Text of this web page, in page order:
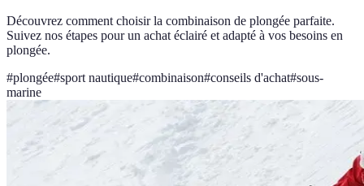
Découvrez comment choisir la combinaison de plongée parfaite.
Suivez nos étapes pour un achat éclairé et adapté à vos besoins en
plongée.
#plongée#sport nautique#combinaison#conseils d'achat#sous-
marine